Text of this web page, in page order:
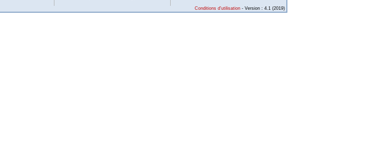
Conditions d'utilisation - Version : 4.1 (2019)